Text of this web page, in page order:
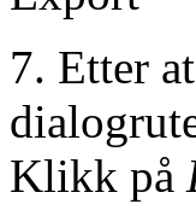
7. Etter
Klikk på